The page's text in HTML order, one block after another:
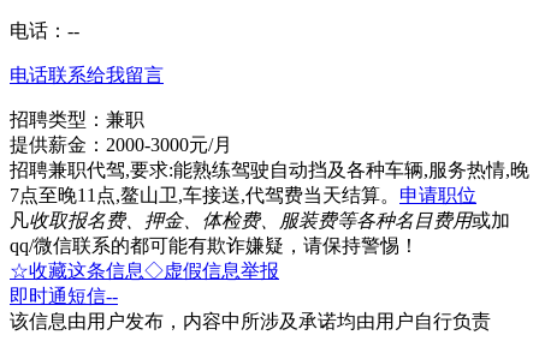
电话： --
电话联系给我留言
招聘类型：兼职
提供薪金：2000-3000元/月
招聘兼职代驾,要求:能熟练驾驶自动挡及各种车辆,服务热情,晚
7点至晚11点,鳌山卫,车接送,代驾费当天结算。 申请职位
凡收取报名费、押金、体检费、服装费等各种名目费用或加
qq/微信联系的都可能有欺诈嫌疑，请保持警惕！
☆收藏这条信息◇虚假信息举报
即时通短信--
该信息由用户发布，内容中所涉及承诺均由用户自行负责